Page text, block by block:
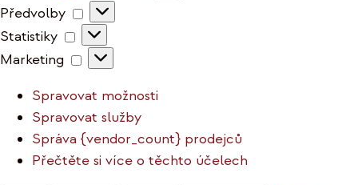
Předvolby
Předvolby
Statistiky
Statistiky
Marketing
Marketing
Spravovat možnosti
Spravovat služby
Správa {vendor_count} prodejců
Přečtěte si více o těchto účelech